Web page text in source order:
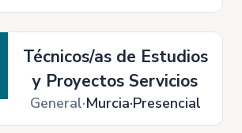
Técnicos/as de Estudios
y Proyectos Servicios
General Murcia Presencial